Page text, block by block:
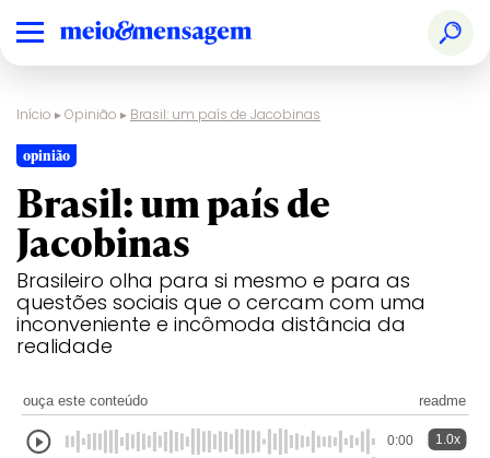
Início ▸Opinião ▸ Brasil: um país de Jacobinas
opinião
Brasil: um país de
Jacobinas
Brasileiro olha para si mesmo e para as
questões sociais que o cercam com uma
inconveniente e incômoda distância da
realidade
ouça este conteúdo readme
0:00 1.0x